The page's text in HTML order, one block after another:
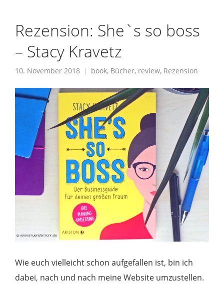
Rezension: She`s so boss
– Stacy Kravetz
10. November 2018 book, Bücher, review, Rezension
Wie euch vielleicht schon aufgefallen ist, bin ich
dabei, nach und nach meine Website umzustellen.